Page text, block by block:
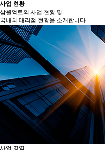
사업 현황
삼원액트의 사업 현황 및
국내외 대리점 현황을 소개합니다.
사업 영역